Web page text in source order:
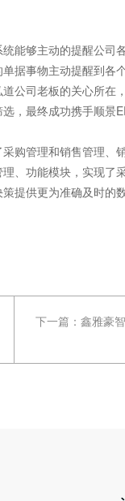
够主动的提醒公司
据事物主动提醒到各
公司老板的关心所在
，最终成功携手顺景
管理和销售管理、
、功能模块，实现了
提供更为准确及时的
下一篇： 鑫雅豪